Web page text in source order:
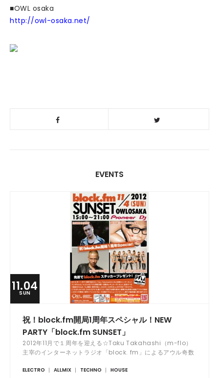
■OWL osaka
http://owl-osaka.net/
EVENTS
11.04
SUN
祝！block.fm開局1周年スペシャル！NEW
PARTY「block.fm SUNSET」
2012年11月で１周年を迎える☆Taku Takahashi（m-flo）
主宰のインターネットラジオ「block. fm」によるアウル奇数
ELECTRO ALLMIX TECHNO HOUSE